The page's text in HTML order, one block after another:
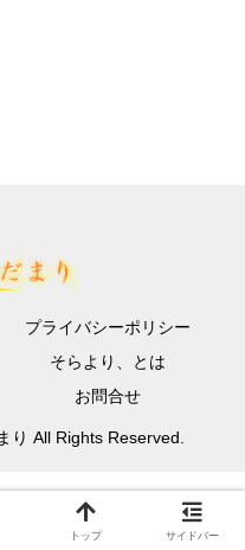
プライバシーポリシー
そらより、とは
お問合せ
り All Rights Reserved.
トップ サイドバー